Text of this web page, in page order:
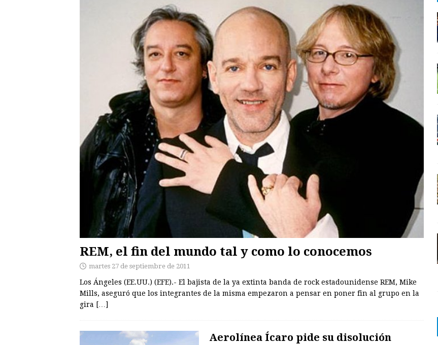
REM, el fin del mundo tal y como lo conocemos
martes 27 de septiembre de 2011
Los Ángeles (EE.UU.) (EFE).- El bajista de la ya extinta banda de rock estadounidense REM, Mike
Mills, aseguró que los integrantes de la misma empezaron a pensar en poner fin al grupo en la
gira […]
Aerolínea Ícaro pide su disolución